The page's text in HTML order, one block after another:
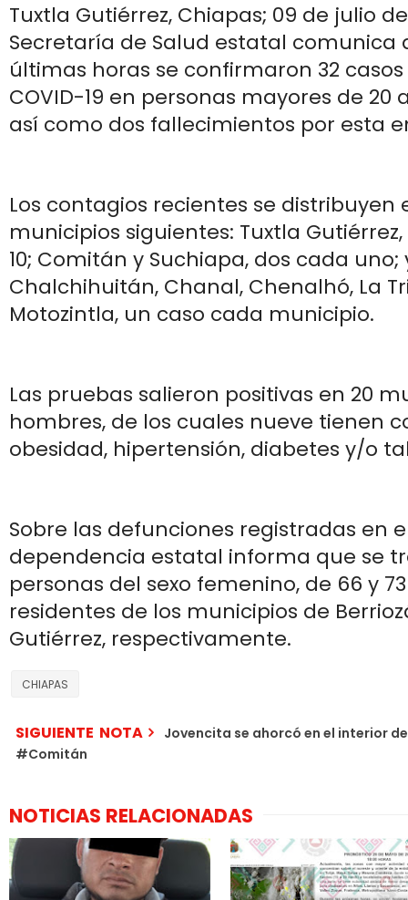
Tuxtla Gutiérrez, Chiapas; 09 de julio de
Secretaría de Salud estatal comunica
últimas horas se confirmaron 32
COVID-19 en personas mayores de 20
así como dos fallecimientos por esta
Los contagios recientes se distribuyen
municipios siguientes: Tuxtla Gutiérrez,
10; Comitán y Suchiapa, dos cada uno;
Chalchihuitán, Chanal, Chenalhó, La
Motozintla, un caso cada municipio.
Las pruebas salieron positivas en 20
hombres, de los cuales nueve tienen
obesidad, hipertensión, diabetes y/o
Sobre las defunciones registradas en
dependencia estatal informa que se
personas del sexo femenino, de 66 y
residentes de los municipios de
Gutiérrez, respectivamente.
CHIAPAS
SIGUIENTE NOTA
Jovencita se ahorcó en el interior
#Comitán
NOTICIAS RELACIONADAS